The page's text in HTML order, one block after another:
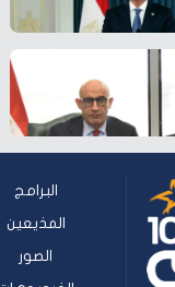
البرامج
المذيعين
الصور